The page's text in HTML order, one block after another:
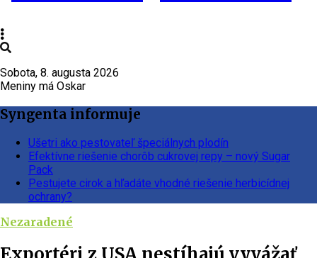
Sobota, 8. augusta 2026
Meniny má Oskar
Syngenta informuje
Ušetri ako pestovateľ špeciálnych plodín
Efektívne riešenie chorôb cukrovej repy – nový Sugar
Pack
Pestujete cirok a hľadáte vhodné riešenie herbicídnej
ochrany?
Nezaradené